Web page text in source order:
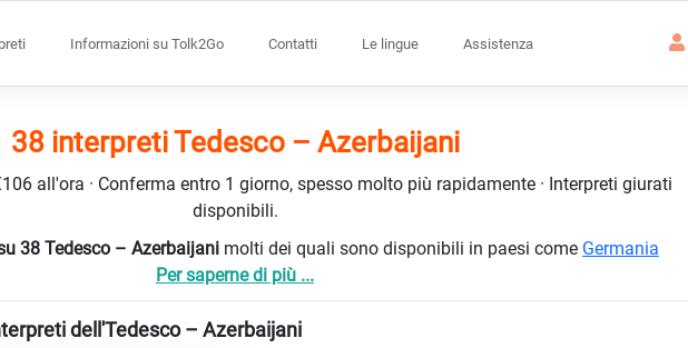
Informazioni su Tolk2Go Contatti Le lingue Assistenza
38 interpreti Tedesco – Azerbaijani
all'ora · Conferma entro 1 giorno, spesso molto più rapidamente · Interpreti giurati
disponibili.
38 Tedesco – Azerbaijani molti dei quali sono disponibili in paesi come Germania
Per saperne di più ...
dell'Tedesco – Azerbaijani